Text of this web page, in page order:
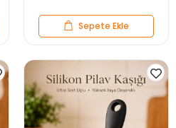
Sepete Ekle